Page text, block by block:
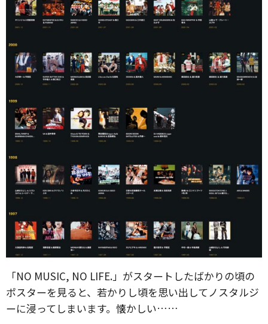
「NO MUSIC, NO LIFE.」がスタートしたばかりの頃の
ポスターを見ると、若かりし頃を思い出してノスタルジ
ーに浸ってしまいます。懐かしい……